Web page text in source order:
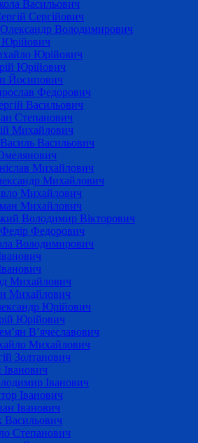
Васильович
Сергійович
Володимирович
Юрійович
Юрійович
Йосипович
Федорович
Васильович
Степанович
Михайлович
Васильович
Михайлович
Михайлович
Михайлович
Михайлович
Володимир Вікторович
Федорович
Володимирович
Михайлович
Михайлович
Юрійович
Юрійович
В’ячеславович
Михайлович
Золтанович
Іванович
Іванович
Іванович
Іванович
Васильович
Степанович